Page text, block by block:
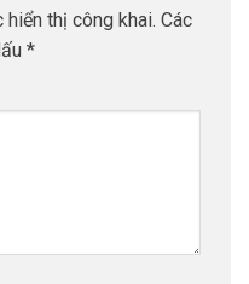
thị công khai. Các
*